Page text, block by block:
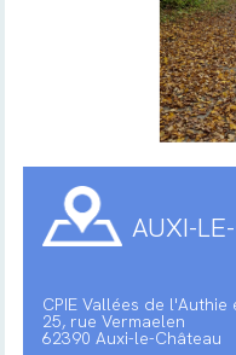
AUXI-
CPIE Vallées de
25, rue Vermaelen
62390 Auxi-le-Château